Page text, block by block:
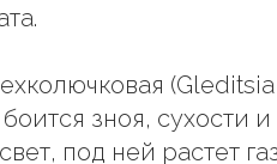
зноя, сухости
под ней растет